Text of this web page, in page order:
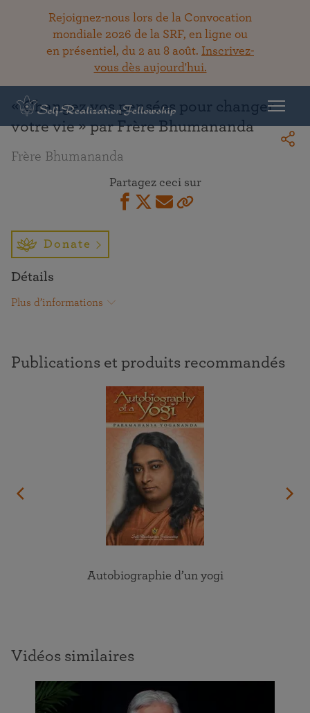
Rejoignez-nous lors de la Convocation
mondiale 2026 de la SRF, en ligne ou
en présentiel, du 2 au 8 août. Inscrivez-
vous dès aujourd'hui.
Retour à la bibliothèque
« Changez vos pensées pour changer
votre vie » par Frère Bhumananda
Frère Bhumananda
Partagez ceci sur
Donate
Détails
Plus d’informations
Publications et produits recommandés
Autobiographie d’un yogi
Vidéos similaires